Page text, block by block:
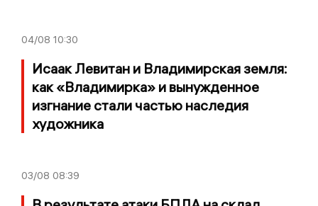
04/08 10:30
Исаак Левитан и Владимирская земля:
как «Владимирка» и вынужденное
изгнание стали частью наследия
художника
03/08 08:39